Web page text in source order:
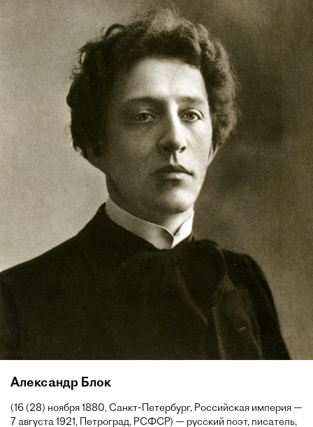
Александр Блок
(16 (28) ноября 1880, Санкт-Петербург, Российская империя —
7 августа 1921, Петроград, РСФСР) — русский поэт, писатель,